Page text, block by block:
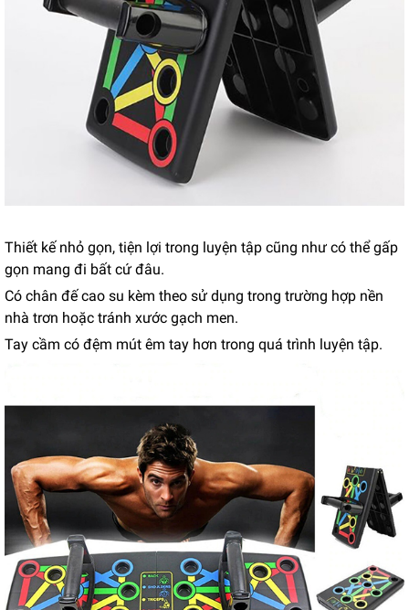
Thiết kế nhỏ gọn, tiện lợi trong luyện tập cũng như có thể gấp
gọn mang đi bất cứ đâu.
Có chân đế cao su kèm theo sử dụng trong trường hợp nền
nhà trơn hoặc tránh xước gạch men.
Tay cầm có đệm mút êm tay hơn trong quá trình luyện tập.